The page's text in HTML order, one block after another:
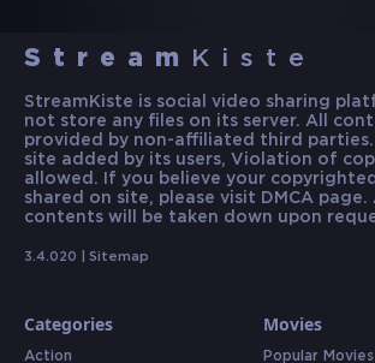
Stream Kiste
StreamKiste is social video sharing
not store any files on its server. All
provided by non-affiliated third
site added by its users, Violation of
allowed. If you believe your
shared on site, please visit DMCA
contents will be taken down upon
3.4.020 | Sitemap
Categories
Action
Movies
Popular Movies